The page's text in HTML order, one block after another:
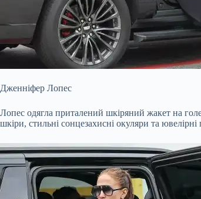
Дженніфер Лопес
Лопес одягла приталений шкіряний жакет на
шкіри, стильні сонцезахисні окуляри та